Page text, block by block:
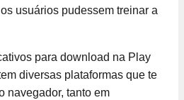
usuários pudessem treinar a
para download na Play
diversas plataformas que te
navegador, tanto em